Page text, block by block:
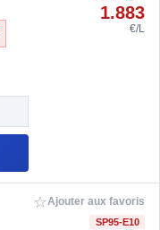
1.883
€/L
☆Ajouter aux favoris
SP95-E10